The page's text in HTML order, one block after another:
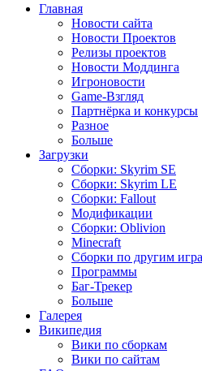
Главная
Новости сайта
Новости Проектов
Релизы проектов
Новости Моддинга
Игроновости
Game-Взгляд
Партнёрка и конкурсы
Разное
Больше
Загрузки
Сборки: Skyrim SE
Сборки: Skyrim LE
Сборки: Fallout
Модификации
Сборки: Oblivion
Minecraft
Сборки по другим
Программы
Баг-Трекер
Больше
Галерея
Википедия
Вики по сборкам
Вики по сайтам